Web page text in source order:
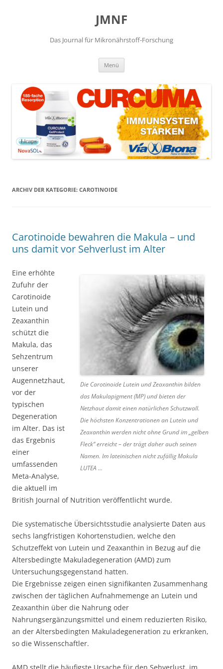
JMNF
Das Journal für Mikronährstoff-Forschung
Menü
ARCHIV DER KATEGORIE: CAROTINOIDE
Carotinoide bewahren die Makula – und
uns damit vor Sehverlust im Alter
Die Carotinoide Lutein und Zeaxanthin bilden
das Makulapigment (MP) und bieten der
Netzhaut damit einen natürlichen Schutzwall.
Die höchsten Konzentrationen an Lutein und
Zeaxanthin werden nicht ohne Grund im „gelben
Fleck“ erreicht – der trägt daher auch seinen
Namen. Im lateinischen nicht zufällig Makula
LUTEA …
Eine erhöhte
Zufuhr der
Carotinoide
Lutein und
Zeaxanthin
schützt die
Makula, das
Sehzentrum
unserer
Augennetzhaut,
vor der
typischen
Degeneration
im Alter. Das ist
das Ergebnis
einer
umfassenden
Meta-Analyse,
die aktuell im
British Journal of Nutrition veröffentlicht wurde.
Die systematische Übersichtsstudie analysierte Daten aus
sechs langfristigen Kohortenstudien, welche den
Schutzeffekt von Lutein und Zeaxanthin in Bezug auf die
Altersbedingte Makuladegeneration (AMD) zum
Untersuchungsgegenstand hatten.
Die Ergebnisse zeigen einen signifikanten Zusammenhang
zwischen der täglichen Aufnahmemenge an Lutein und
Zeaxanthin über die Nahrung oder
Nahrungsergänzungsmittel und einem reduzierten Risiko,
an der Altersbedingten Makuladegeneration zu erkranken,
so die Wissenschaftler.